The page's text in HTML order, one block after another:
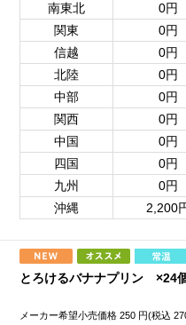
南東北
0円
関東
0円
信越
0円
北陸
0円
中部
0円
関西
0円
中国
0円
四国
0円
九州
0円
沖縄
2,200
とろけるバナナプリン ×24
メーカー希望小売価格 250 円(税込